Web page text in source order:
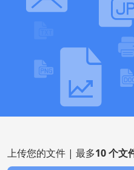
上传您的文件 | 最多10 个文